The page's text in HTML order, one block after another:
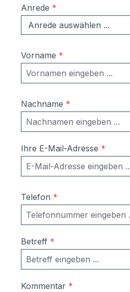
Anrede *
Vorname *
Nachname *
Ihre E-Mail-Adresse *
Telefon *
Betreff *
Kommentar *